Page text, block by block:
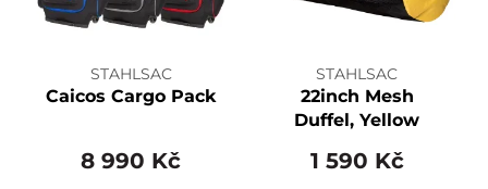
STAHLSAC
Caicos Cargo Pack
8 990 Kč
STAHLSAC
22inch Mesh
Duffel, Yellow
1 590 Kč